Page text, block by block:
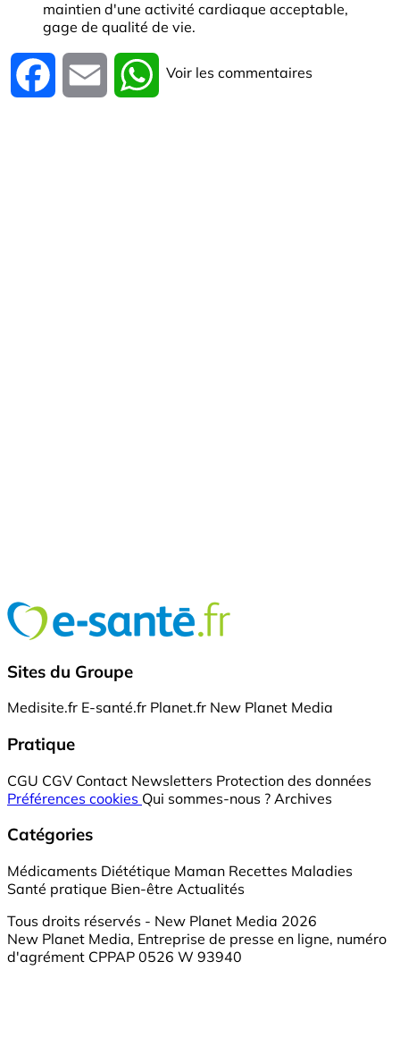
maintien d'une activité cardiaque acceptable,
gage de qualité de vie.
Facebook Email WhatsApp
Voir les commentaires
Sites du Groupe
Medisite.fr E-santé.fr Planet.fr New Planet Media
Pratique
CGU CGV Contact Newsletters Protection des données
Préférences cookies Qui sommes-nous ? Archives
Catégories
Médicaments Diététique Maman Recettes Maladies
Santé pratique Bien-être Actualités
Tous droits réservés - New Planet Media 2026
New Planet Media, Entreprise de presse en ligne, numéro
d'agrément CPPAP 0526 W 93940